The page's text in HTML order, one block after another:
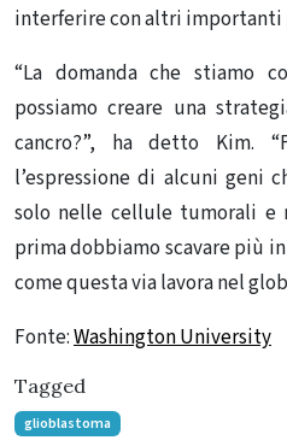
interferire con altri importanti
“La domanda che stiamo
possiamo creare una
cancro?”, ha detto Kim.
l’espressione di alcuni geni
solo nelle cellule tumorali e
prima dobbiamo scavare più
come questa via lavora nel
Fonte:Washington University
Tagged
glioblastoma